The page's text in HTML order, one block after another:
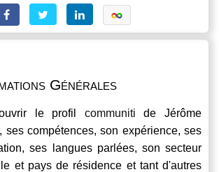
Générales
le profil communiti de Jérôme
ses compétences, son expérience, ses
ses langues parlées, son secteur
et pays de résidence et tant d'autres